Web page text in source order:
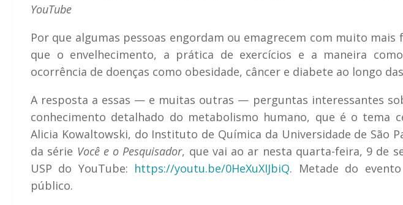
YouTube
Por que algumas pessoas engordam ou emagrecem com muito mais
que o envelhecimento, a prática de exercícios e a maneira
ocorrência de doenças como obesidade, câncer e diabete ao longo
A resposta a essas — e muitas outras — perguntas interessantes
conhecimento detalhado do metabolismo humano, que é o tema
Alicia Kowaltowski, do Instituto de Química da Universidade de São
da série Você e o Pesquisador, que vai ao ar nesta quarta-feira, 9 de
USP do YouTube: https://youtu.be/0HeXuXIJbiQ. Metade do
público.